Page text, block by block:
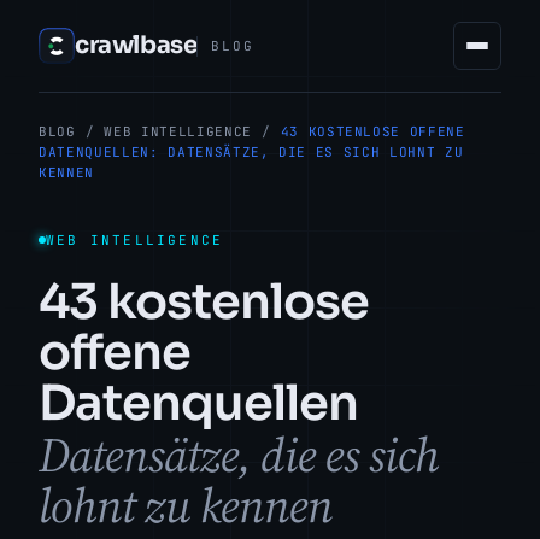
crawlbase BLOG
BLOG / WEB INTELLIGENCE /
43 KOSTENLOSE OFFENE
DATENQUELLEN: DATENSÄTZE, DIE ES SICH LOHNT ZU
KENNEN
WEB INTELLIGENCE
43 kostenlose
offene
Datenquellen
Datensätze, die es sich
lohnt zu kennen